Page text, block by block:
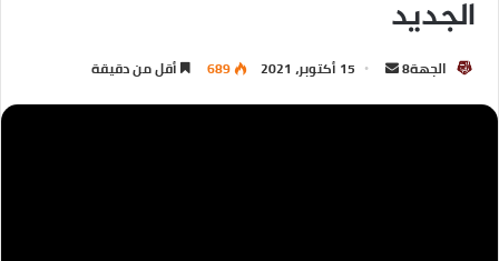
الجديد
الجهة8 15 أكتوبر، 2021 689 أقل من دقيقة